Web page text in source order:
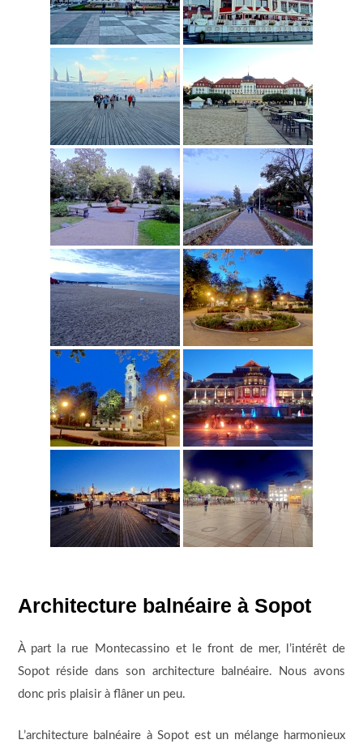
Architecture balnéaire à Sopot
À part la rue Montecassino et le front de mer, l’intérêt de
Sopot réside dans son architecture balnéaire. Nous avons
donc pris plaisir à flâner un peu.
L’architecture balnéaire à Sopot est un mélange harmonieux